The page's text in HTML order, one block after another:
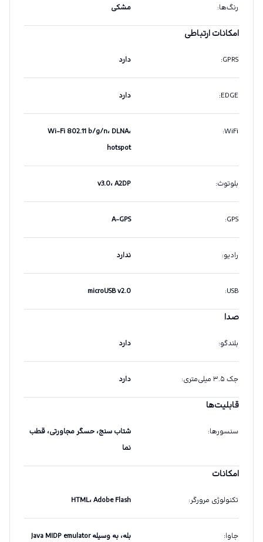
رنگ‌ها: مشکی
امکانات ارتباطی
GPRS
: دارد
EDGE
: دارد
WiFi
:
Wi-Fi 802.11 b/g/n، DLNA،
hotspot
بلوتوث: v3.0، A2DP
GPS
:
A-GPS
رادیو: ندارد
USB
:
microUSB v2.0
صدا
بلندگو: دارد
جک ۳.۵ میلی‌متری : دارد
قابلیت‌ها
سنسورها:
شتاب سنج، حسگر مجاورتی، قطب
نما
امکانات
تکنولوژی مرورگر: HTML، Adobe Flash
جاوا: بله، به وسیله Java MIDP emulator